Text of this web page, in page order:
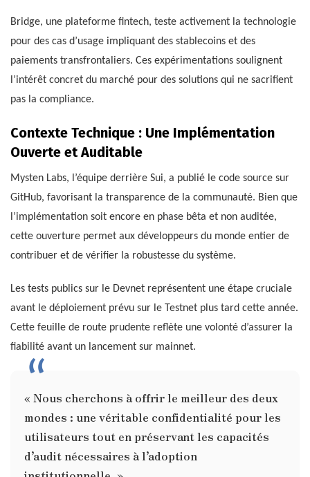
Bridge, une plateforme fintech, teste activement la technologie
pour des cas d’usage impliquant des stablecoins et des
paiements transfrontaliers. Ces expérimentations soulignent
l’intérêt concret du marché pour des solutions qui ne sacrifient
pas la compliance.
Contexte Technique : Une Implémentation
Ouverte et Auditable
Mysten Labs, l’équipe derrière Sui, a publié le code source sur
GitHub, favorisant la transparence de la communauté. Bien que
l’implémentation soit encore en phase bêta et non auditée,
cette ouverture permet aux développeurs du monde entier de
contribuer et de vérifier la robustesse du système.
Les tests publics sur le Devnet représentent une étape cruciale
avant le déploiement prévu sur le Testnet plus tard cette année.
Cette feuille de route prudente reflète une volonté d’assurer la
fiabilité avant un lancement sur mainnet.
« Nous cherchons à offrir le meilleur des deux
mondes : une véritable confidentialité pour les
utilisateurs tout en préservant les capacités
d’audit nécessaires à l’adoption